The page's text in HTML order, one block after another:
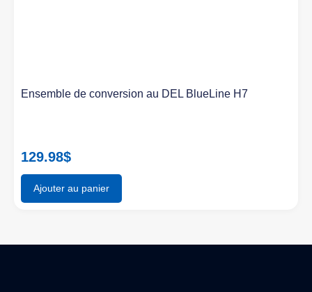
Ensemble de conversion au DEL BlueLine H7
129.98$
Ajouter au panier